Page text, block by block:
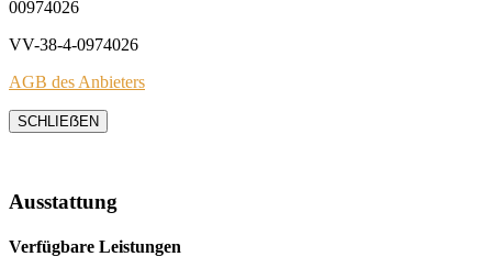
00974026
VV-38-4-0974026
AGB des Anbieters
SCHLIEẞEN
Ausstattung
Verfügbare Leistungen